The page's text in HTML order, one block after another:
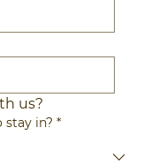
us?
in? *